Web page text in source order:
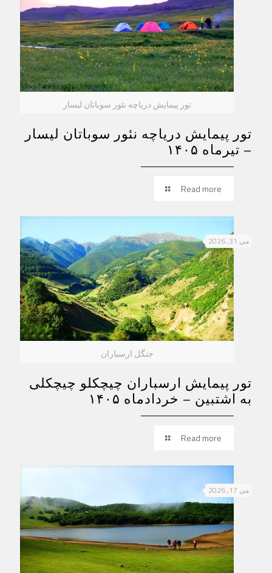
تور پیمایش دریاچه نئور سوباتان لیسار
تور پیمایش دریاچه نئور سوباتان لیسار
– تیرماه ۱۴۰۵
Read more
جنگل ارسباران
می 31, 2026
تور پیمایش ارسباران چیچکلو چیچکلی
به اشتبین – خردادماه ۱۴۰۵
Read more
می 17, 2026